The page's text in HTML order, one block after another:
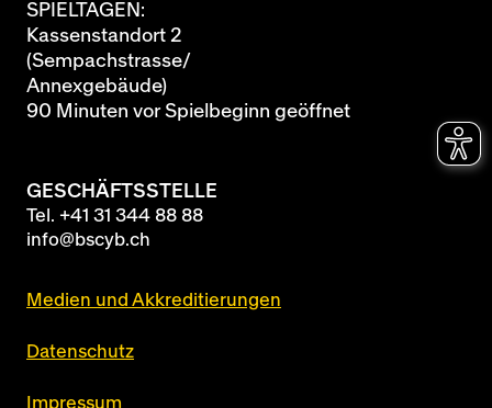
SPIELTAGEN:
Kassenstandort 2
(Sempachstrasse/
Annexgebäude)
90 Minuten vor Spielbeginn geöffnet
GESCHÄFTSSTELLE
Tel. +41 31 344 88 88
info@bscyb.ch
Medien und Akkreditierungen
Datenschutz
Impressum